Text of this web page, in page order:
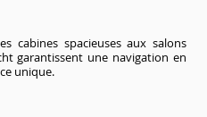
cabines spacieuses aux salons
garantissent une navigation en
unique.